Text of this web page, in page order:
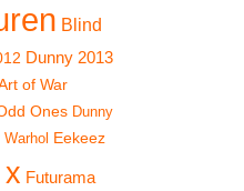
zzgl.
Lieferzeit:
Warenkorb
Blind
Dunny 2013
of War
Ones Dunny
Warhol Eekeez
Futurama